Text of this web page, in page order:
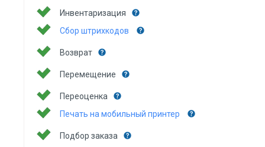
Инвентаризация
Сбор штрихкодов
Возврат
Перемещение
Переоценка
Печать на мобильный принтер
Подбор заказа